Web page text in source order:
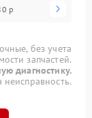
р
без учета
запчастей.
диагностику.